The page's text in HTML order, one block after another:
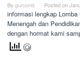
By guruorid Posted on
informasi lengkap
Menengah dan
dengan hormat kami